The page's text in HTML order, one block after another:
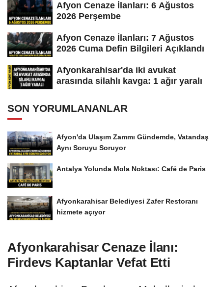
Afyon Cenaze İlanları: 6 Ağustos
2026 Perşembe
Afyon Cenaze İlanları: 7 Ağustos
2026 Cuma Defin Bilgileri Açıklandı
Afyonkarahisar'da iki avukat
arasında silahlı kavga: 1 ağır yaralı
SON YORUMLANANLAR
Afyon'da Ulaşım Zammı Gündemde, Vatandaş
Aynı Soruyu Soruyor
Antalya Yolunda Mola Noktası: Café de Paris
Afyonkarahisar Belediyesi Zafer Restoranı
hizmete açıyor
Afyonkarahisar Cenaze İlanı:
Firdevs Kaptanlar Vefat Etti